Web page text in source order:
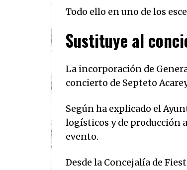
Todo ello en uno de los
Sustituye al
La incorporación de
concierto de Septeto
Según ha explicado el
logísticos y de producción
evento.
Desde la Concejalía de